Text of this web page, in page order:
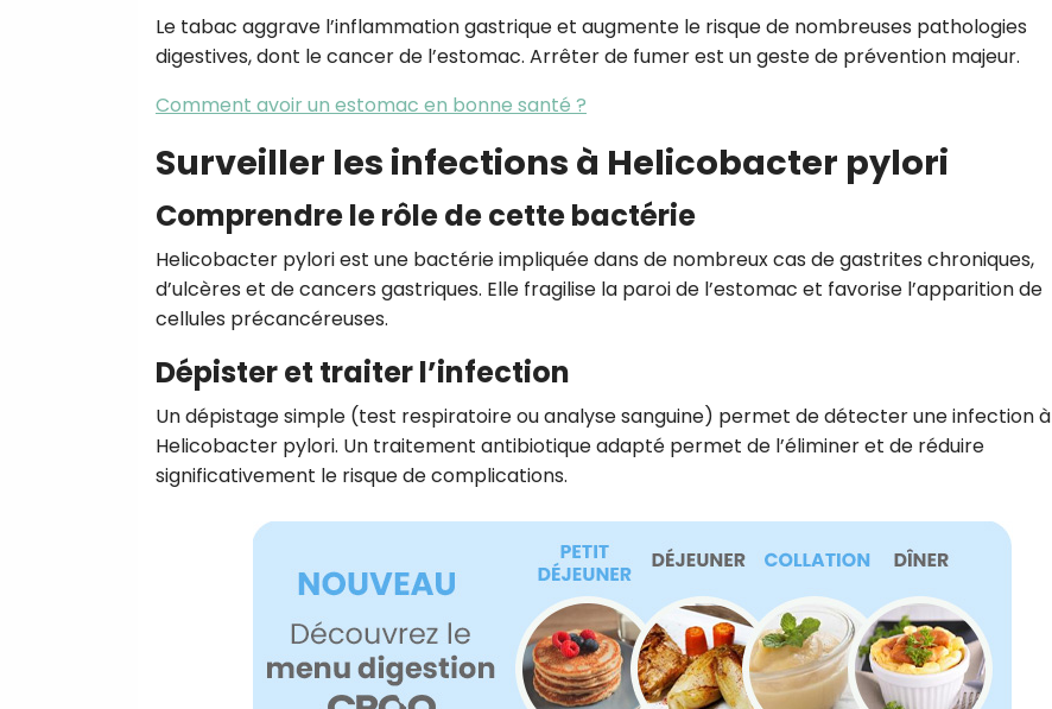
Le tabac aggrave l’inflammation gastrique et augmente le risque de nombreuses pathologies
digestives, dont le cancer de l’estomac. Arrêter de fumer est un geste de prévention majeur.
Comment avoir un estomac en bonne santé ?
Surveiller les infections à Helicobacter pylori
Comprendre le rôle de cette bactérie
Helicobacter pylori est une bactérie impliquée dans de nombreux cas de gastrites chroniques,
d’ulcères et de cancers gastriques. Elle fragilise la paroi de l’estomac et favorise l’apparition de
cellules précancéreuses.
Dépister et traiter l’infection
Un dépistage simple (test respiratoire ou analyse sanguine) permet de détecter une infection à
Helicobacter pylori. Un traitement antibiotique adapté permet de l’éliminer et de réduire
significativement le risque de complications.